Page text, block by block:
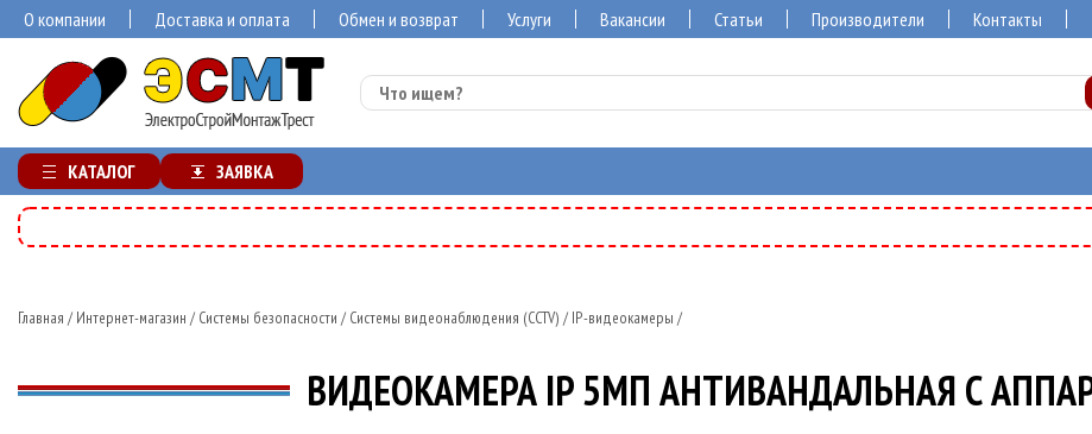
О компании Доставка и оплата Обмен и возврат Услуги Вакансии Статьи Производители Контакты
КАТАЛОГ ЗАЯВКА
Главная / Интернет-магазин / Системы безопасности / Системы видеонаблюдения (CCTV) / IP-видеокамеры /
ВИДЕОКАМЕРА IP 5МП АНТИВАНДАЛЬНАЯ С